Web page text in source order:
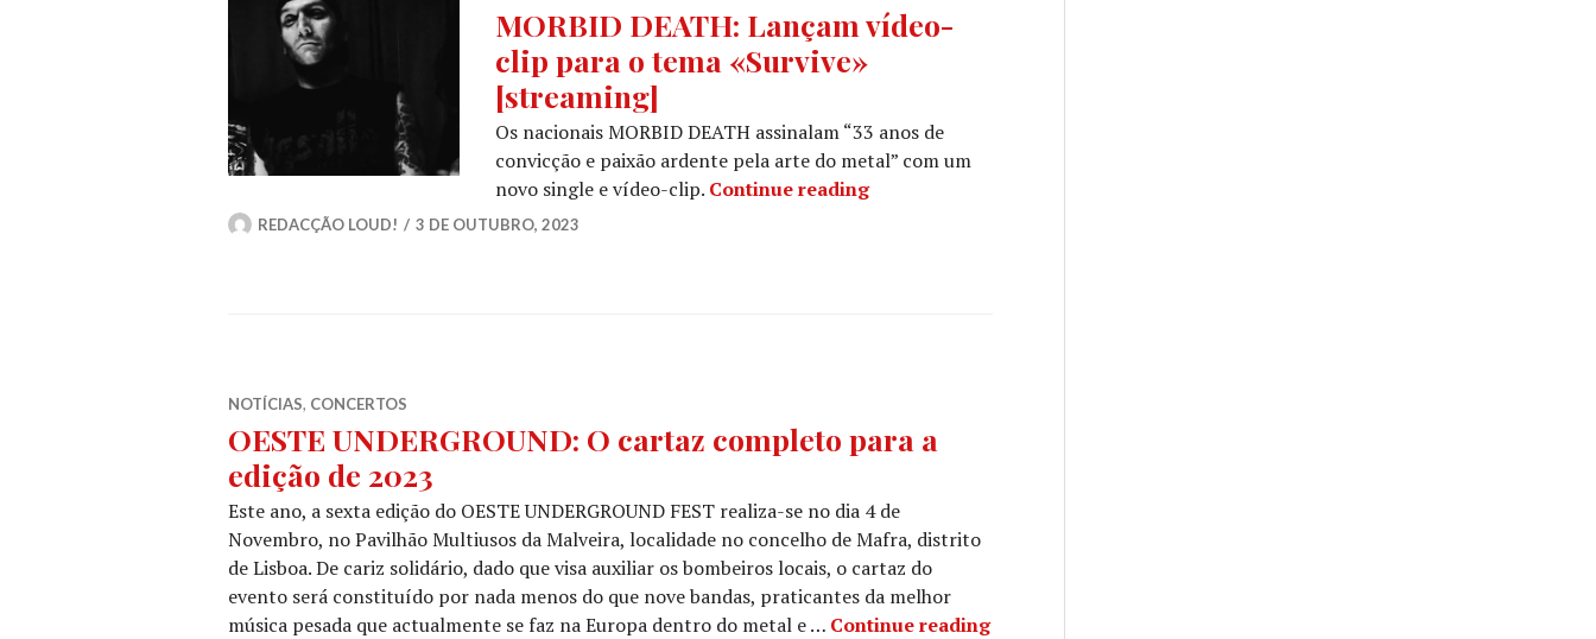
MORBID DEATH: Lançam vídeo-
clip para o tema «Survive»
[streaming]
Os nacionais MORBID DEATH assinalam “33 anos de
convicção e paixão ardente pela arte do metal” com um
novo single e vídeo-clip. Continue readingMORBID DEATH: Lançam vídeo-clip para o tema «Survive» [streaming]
REDACÇÃO LOUD! 3 DE OUTUBRO, 2023
NOTÍCIAS, CONCERTOS
OESTE UNDERGROUND: O cartaz completo para a
edição de 2023
Este ano, a sexta edição do OESTE UNDERGROUND FEST realiza-se no dia 4 de
Novembro, no Pavilhão Multiusos da Malveira, localidade no concelho de Mafra, distrito
de Lisboa. De cariz solidário, dado que visa auxiliar os bombeiros locais, o cartaz do
evento será constituído por nada menos do que nove bandas, praticantes da melhor
música pesada que actualmente se faz na Europa dentro do metal e … Continue readingOESTE UNDERGROUND: O cartaz completo para a edição de 2023